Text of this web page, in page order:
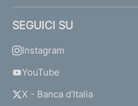
SEGUICI SU
Instagram
YouTube
X - Banca d’Italia